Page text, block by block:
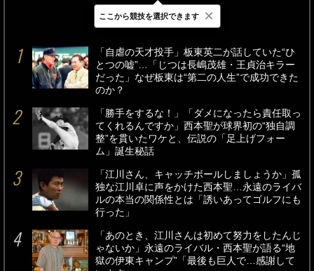
最新 24時間 週間
「自虐の天才投手」板東英二が話していた“ひ
とつの嘘”…「じつは長嶋茂雄・王貞治キラー
だった」なぜ板東は“第二の人生”で成功できた
のか？
「勝手をするな！」「ダメになったら責任取っ
てくれるんですか」西本聖が球界初の“独自調
整”を貫いたワケと、伝説の「足上げフォー
ム」誕生秘話
「江川さん、キャッチボールしましょうか」孤
独な江川卓に声をかけた西本聖…永遠のライバ
ルの本当の関係性とは「誘いあってゴルフにも
行った」
「あのとき、江川さんは初めて努力をしたんじ
ゃないか」永遠のライバル・西本聖が語る“地
獄の伊東キャンプ”「最後も巨人で…感謝して
ここから競技を選択できます ×